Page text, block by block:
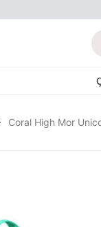
Coral High Mor